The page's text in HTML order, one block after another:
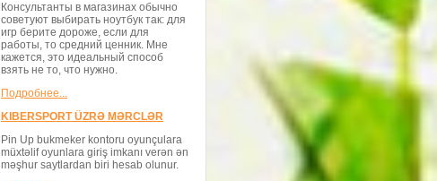
Консультанты в магазинах обычно
советуют выбирать ноутбук так: для
игр берите дороже, если для
работы, то средний ценник. Мне
кажется, это идеальный способ
взять не то, что нужно.
Подробнее...
KIBERSPORT ÜZRƏ MƏRCLƏR
Pin Up bukmeker kontoru oyunçulara
müxtəlif oyunlara giriş imkanı verən ən
məşhur saytlardan biri hesab olunur.